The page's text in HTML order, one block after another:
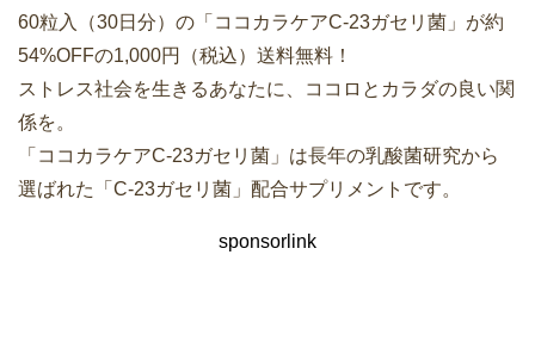
60粒入（30日分）の「ココカラケアC-23ガセリ菌」が約
54%OFFの1,000円（税込）送料無料！
ストレス社会を生きるあなたに、ココロとカラダの良い関
係を。
「ココカラケアC-23ガセリ菌」は長年の乳酸菌研究から
選ばれた「C-23ガセリ菌」配合サプリメントです。
sponsorlink